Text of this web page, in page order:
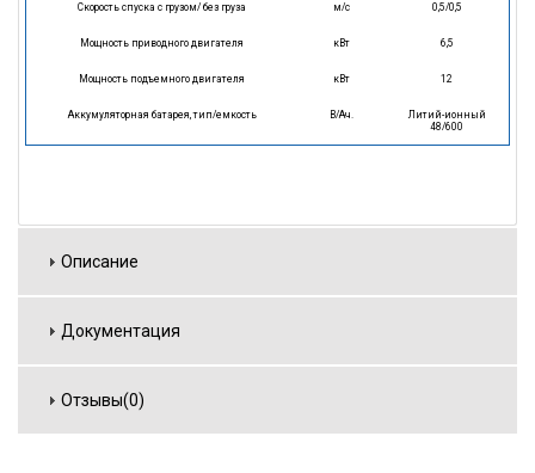
Скорость спуска с грузом/ без груза м/с 0,5/0,5
Мощность приводного двигателя кВт 6,5
Мощность подъемного двигателя кВт 12
Аккумуляторная батарея, тип/емкость В/Ач.
Литий-ионный
48/600
Описание
Документация
Отзывы(0)